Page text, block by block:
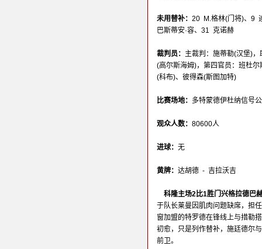
未用替补： 20 M.格林(门将)、9
巴斯蒂安·容、31 克诺赫
裁判员： 主裁判：施蒂勒(汉堡)
(高尔斯海姆)，第四官员：班杜
(科布)、彼得森(斯图加特)
比赛场地： 多特蒙德伊杜纳信号
观众人数： 80600人
进球： 无
黄牌： 达胡德 - 吉拉沃吉
科隆主场2比1胜门兴格拉德巴
于队长莱曼因肌肉问题缺席，担
窗加盟的特罗德在锋线上与措勒
初愈，只是列作替补，施廷德尔
前卫。